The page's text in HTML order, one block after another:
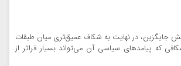
جایگزین، در نهایت به شکاف عمیق‌تری میان طبقات
که پیامدهای سیاسی آن می‌تواند بسیار فراتر از